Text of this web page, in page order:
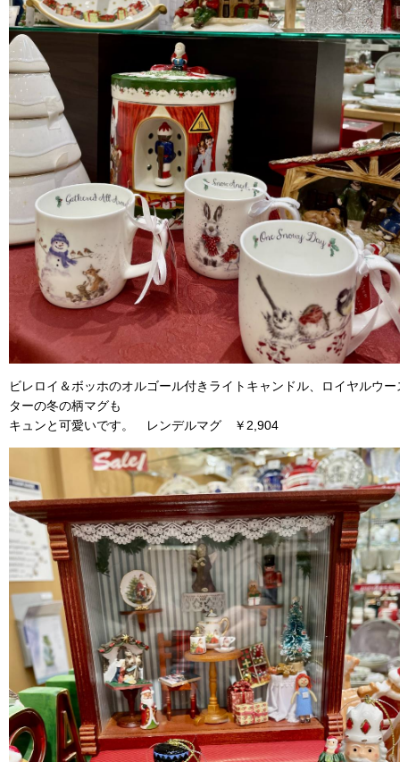
ビレロイ＆ボッホのオルゴール付きライトキャンドル、ロイヤルウー
ターの冬の柄マグも
キュンと可愛いです。 レンデルマグ ￥2,904